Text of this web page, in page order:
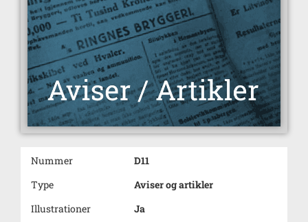
Nummer
D11
Type
Aviser og artikler
Illustrationer
Ja